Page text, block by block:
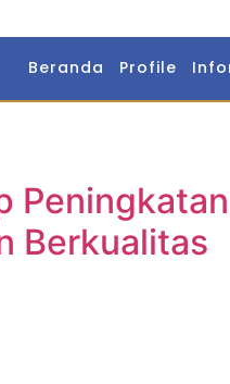
Beranda Profile
Berkualitas